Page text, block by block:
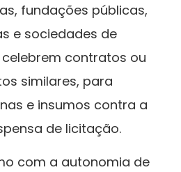
fundações públicas,
e sociedades de
contratos ou
similares, para
e insumos contra a
de licitação.
com a autonomia de